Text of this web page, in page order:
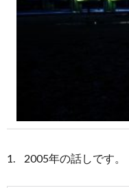
2005年の話しです。